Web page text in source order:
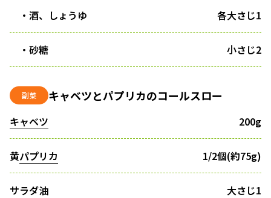
・酒、しょうゆ 各大さじ1
・砂糖 小さじ2
副菜 キャベツとパプリカのコールスロー
キャベツ 200g
黄パプリカ 1/2個(約75g)
サラダ油 大さじ1